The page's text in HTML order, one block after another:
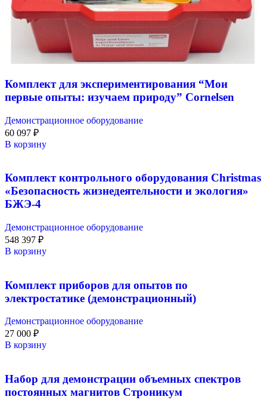
Комплект для экспериментирования “Мои
первые опыты: изучаем природу” Cornelsen
Демонстрационное оборудование
60 097 ₽
В корзину
Комплект контрольного оборудования Christmas
«Безопасность жизнедеятельности и экология»
БЖЭ-4
Демонстрационное оборудование
548 397 ₽
В корзину
Комплект приборов для опытов по
электростатике (демонстрационный)
Демонстрационное оборудование
27 000 ₽
В корзину
Набор для демонстрации объемных спектров
постоянных магнитов Строникум